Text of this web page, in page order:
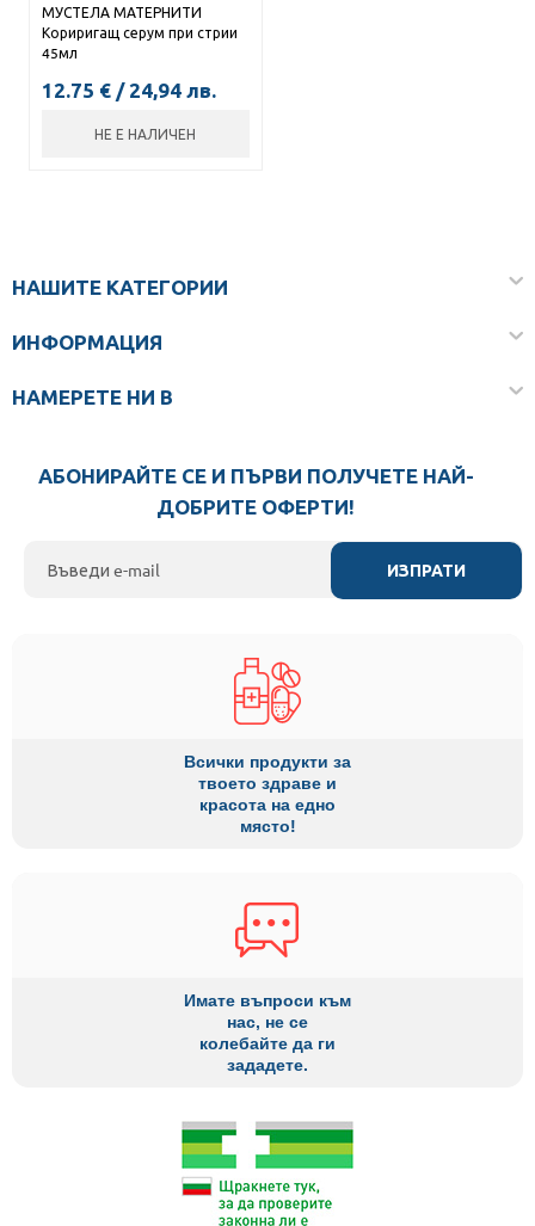
МУСТЕЛА МАТЕРНИТИ
Кориригащ серум при стрии
45мл
12.75 € / 24,94 лв.
НЕ Е НАЛИЧЕН
НАШИТЕ КАТЕГОРИИ
ИНФОРМАЦИЯ
НАМЕРЕТЕ НИ В
АБОНИРАЙТЕ СЕ И ПЪРВИ ПОЛУЧЕТЕ НАЙ-
ДОБРИТЕ ОФЕРТИ!
ИЗПРАТИ
Всички продукти за
твоето здраве и
красота на едно
място!
Имате въпроси към
нас, не се
колебайте да ги
зададете.